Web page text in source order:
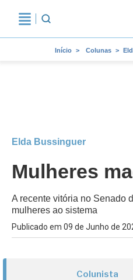
Início Colunas
Elda Bussinguer
Mulheres
A recente vitória no Senado
mulheres ao sistema
Publicado em 09 de Junho de
Colunista